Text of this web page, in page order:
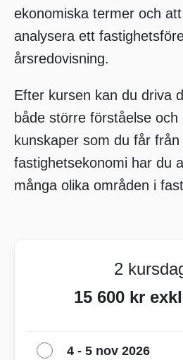
ekonomiska termer och
analysera ett
årsredovisning.
Efter kursen kan du driva
både större förståelse
kunskaper som du får
fastighetsekonomi har du
många olika områden i
2
15 600 kr
4 - 5 nov 2026